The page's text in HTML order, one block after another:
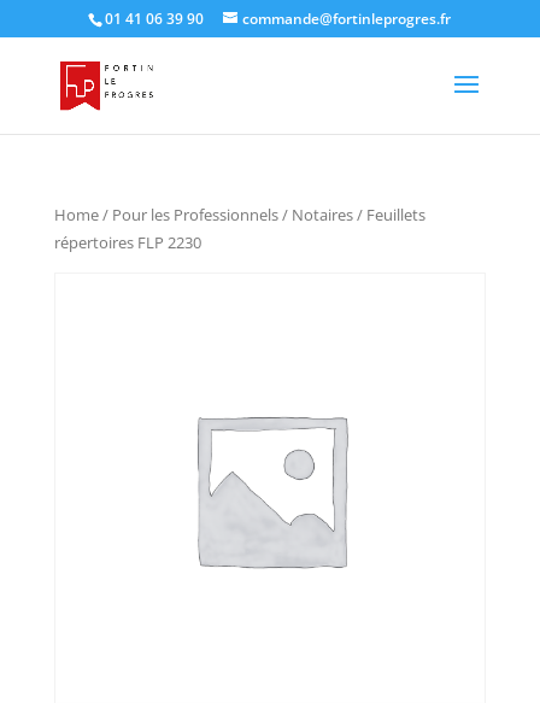
01 41 06 39 90 commande@fortinleprogres.fr
Home/ Pour les Professionnels/ Notaires/ Feuillets
répertoires FLP 2230